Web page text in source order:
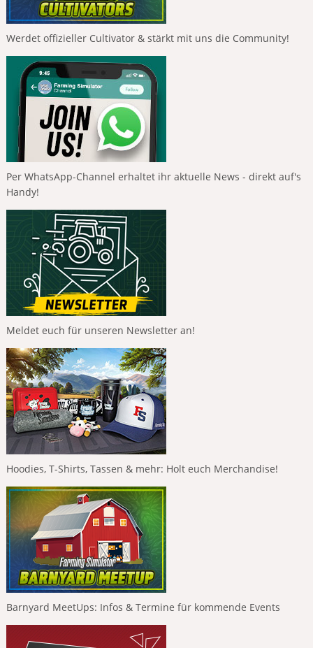
Werdet offizieller Cultivator & stärkt mit uns die Community!
Per WhatsApp-Channel erhaltet ihr aktuelle News - direkt auf's
Handy!
Meldet euch für unseren Newsletter an!
Hoodies, T-Shirts, Tassen & mehr: Holt euch Merchandise!
Barnyard MeetUps: Infos & Termine für kommende Events